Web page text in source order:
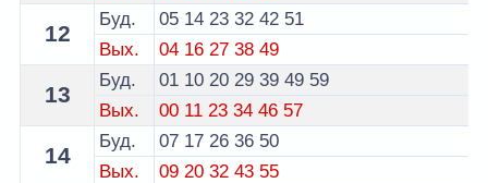
12
Буд. 05 14 23 32 42 51
Вых.
04 16 27 38 49
13
Буд. 01 10 20 29 39 49 59
Вых.
00 11 23 34 46 57
14
Буд. 07 17 26 36 50
Вых.
09 20 32 43 55